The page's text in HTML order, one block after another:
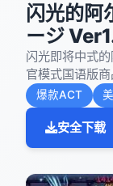
闪光的阿
ージ
闪光即将中式
官模式国语版
爆款ACT
安全下载